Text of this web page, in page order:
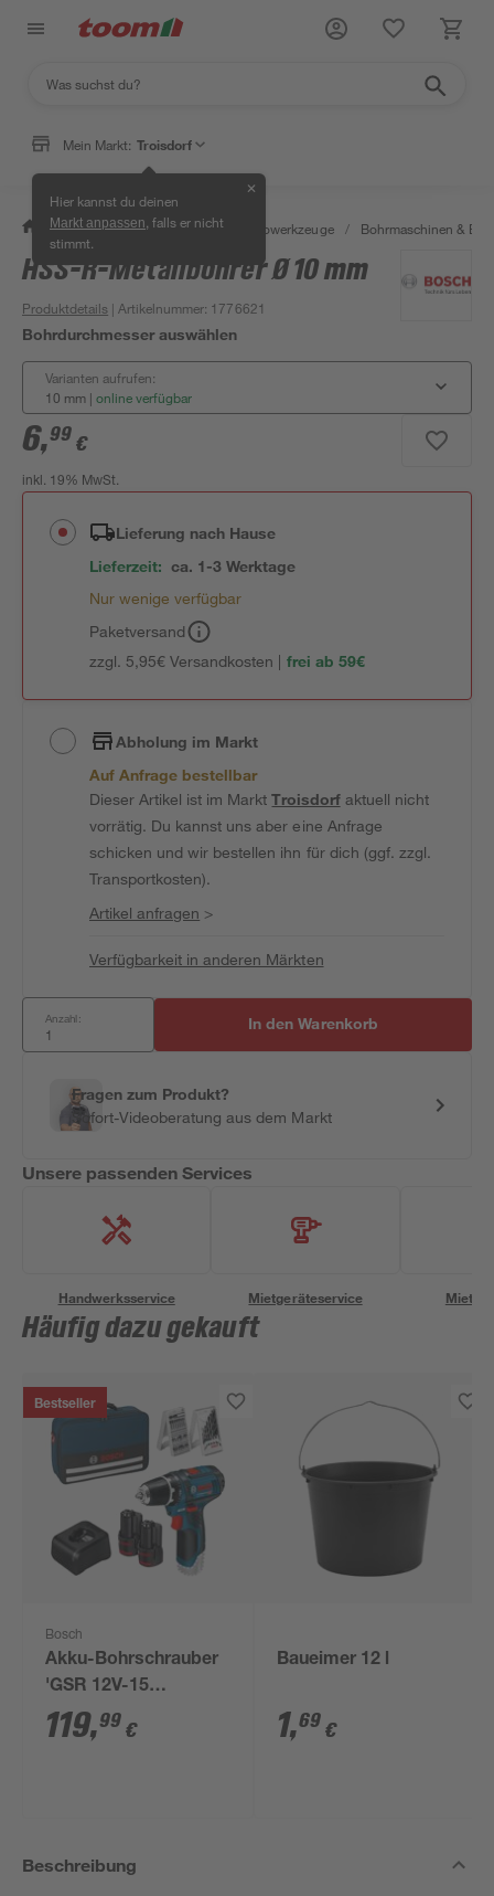
Mein Markt: Troisdorf
Hier kannst du deinen
Markt anpassen , falls er nicht
stimmt.
✕
/ Werkstatt & Maschinen / Elektrowerkzeuge / Bohrmaschinen &
HSS-R-Metallbohrer Ø 10 mm
Produktdetails | Artikelnummer: 1776621
Bohrdurchmesser auswählen
Varianten aufrufen:
10 mm | online verfügbar
6,99 €
inkl. 19% MwSt.
Lieferung nach Hause
Lieferzeit: ca. 1-3 Werktage
Nur wenige verfügbar
Paketversand
zzgl. 5,95€ Versandkosten | frei ab 59€
Abholung im Markt
Auf Anfrage bestellbar
Dieser Artikel ist im MarktTroisdorfaktuell nicht
vorrätig. Du kannst uns aber eine Anfrage
schicken und wir bestellen ihn für dich (ggf. zzgl.
Transportkosten).
Artikel anfragen >
Verfügbarkeit in anderen Märkten
Anzahl: In den Warenkorb
Fragen zum Produkt?
Sofort-Videoberatung aus dem Markt
Unsere passenden Services
Handwerksservice Mietgeräteservice
Häufig dazu gekauft
Bestseller
Bosch
Akku-Bohrschrauber
'GSR 12V-15
Professional' mit 2
Akkus, Tasche und
119,99 €
Baueimer 12 l
1,69 €
Beschreibung